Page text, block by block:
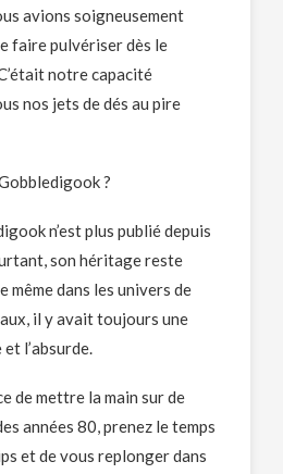
avions soigneusement
faire pulvériser dès le
notre capacité
nos jets de dés au pire
?
n’est plus publié depuis
son héritage reste
même dans les univers de
il y avait toujours une
l’absurde.
de mettre la main sur de
années 80, prenez le temps
et de vous replonger dans